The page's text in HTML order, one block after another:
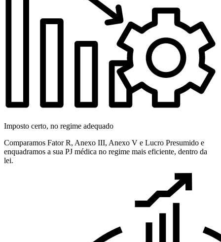
Imposto certo, no regime adequado
Comparamos Fator R, Anexo III, Anexo V e Lucro Presumido e
enquadramos a sua PJ médica no regime mais eficiente, dentro da
lei.